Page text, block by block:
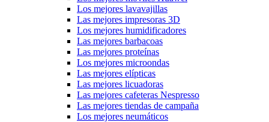
Los mejores lavavajillas
Las mejores impresoras 3D
Los mejores humidificadores
Las mejores barbacoas
Las mejores proteínas
Los mejores microondas
Las mejores elípticas
Las mejores licuadoras
Las mejores cafeteras Nespresso
Las mejores tiendas de campaña
Los mejores neumáticos